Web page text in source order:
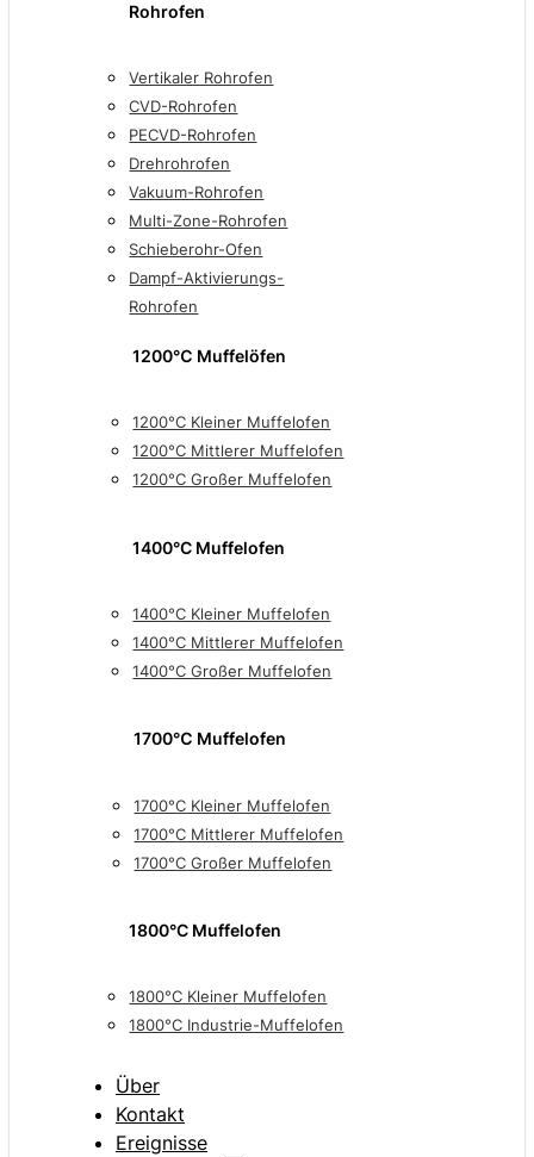
Rohrofen
Vertikaler Rohrofen
CVD-Rohrofen
PECVD-Rohrofen
Drehrohrofen
Vakuum-Rohrofen
Multi-Zone-Rohrofen
Schieberohr-Ofen
Dampf-Aktivierungs-
Rohrofen
1200℃ Muffelöfen
1200°C Kleiner Muffelofen
1200°C Mittlerer Muffelofen
1200°C Großer Muffelofen
1400°C Muffelofen
1400°C Kleiner Muffelofen
1400°C Mittlerer Muffelofen
1400°C Großer Muffelofen
1700℃ Muffelofen
1700°C Kleiner Muffelofen
1700°C Mittlerer Muffelofen
1700°C Großer Muffelofen
1800°C Muffelofen
1800°C Kleiner Muffelofen
1800°C Industrie-Muffelofen
Über
Kontakt
Ereignisse